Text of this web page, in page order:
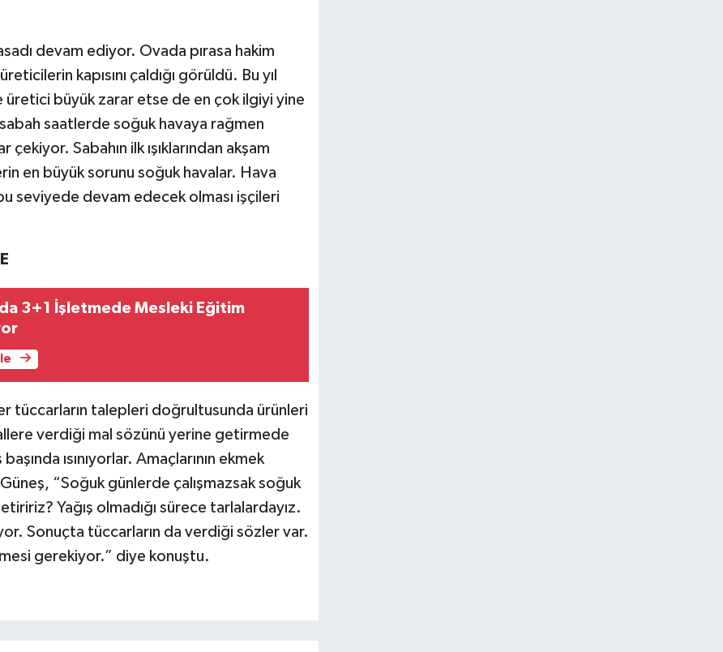
devam ediyor. Ovada pırasa hakim
kapısını çaldığı görüldü. Bu yıl
üretici büyük zarar etse de en çok ilgiyi yine
saatlerde soğuk havaya rağmen
Sabahın ilk ışıklarından akşam
en büyük sorunu soğuk havalar. Hava
seviyede devam edecek olması işçileri
3+1 İşletmede Mesleki Eğitim
tüccarların talepleri doğrultusunda ürünleri
verdiği mal sözünü yerine getirmede
ısınıyorlar. Amaçlarının ekmek
“Soğuk günlerde çalışmazsak soğuk
Yağış olmadığı sürece tarlalardayız.
Sonuçta tüccarların da verdiği sözler var.
gerekiyor.” diye konuştu.